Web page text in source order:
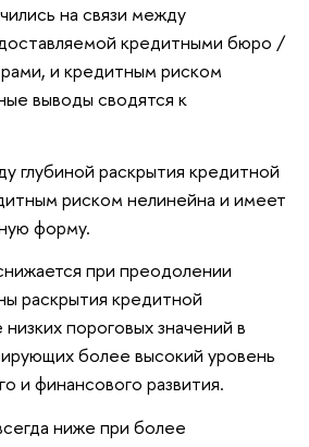
на связи между
кредитными бюро /
и кредитным риском
выводы сводятся к
глубиной раскрытия кредитной
риском нелинейна и имеет
форму.
при преодолении
раскрытия кредитной
пороговых значений в
более высокий уровень
и финансового развития.
ниже при более